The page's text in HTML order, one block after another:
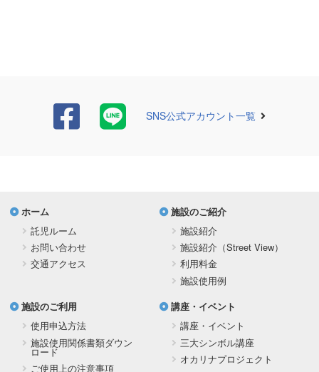
SNS公式アカウント一覧
ホーム
託児ルーム
お問い合わせ
交通アクセス
施設のご紹介
施設紹介
施設紹介（Street View）
利用料金
施設使用例
施設のご利用
使用申込方法
施設使用関係書類ダウン
ロード
ご使用上の注意事項
講座・イベント
講座・イベント
三大シンボル講座
オカリナプロジェクト